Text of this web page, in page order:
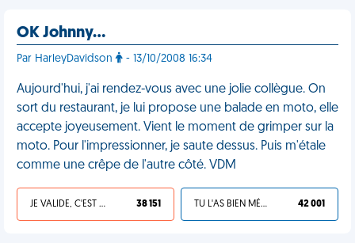
OK Johnny…
Par HarleyDavidson - 13/10/2008 16:34
Aujourd'hui, j'ai rendez-vous avec une jolie collègue. On
sort du restaurant, je lui propose une balade en moto, elle
accepte joyeusement. Vient le moment de grimper sur la
moto. Pour l'impressionner, je saute dessus. Puis m'étale
comme une crêpe de l'autre côté. VDM
JE VALIDE, C'EST UNE VDM 38 151 TU L'AS BIEN MÉRITÉ 42 001